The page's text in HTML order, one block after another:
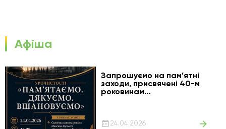
Афіша
Запрошуємо на пам’ятні
заходи, присвячені 40-м
роковинам
та світу
24.04.2026